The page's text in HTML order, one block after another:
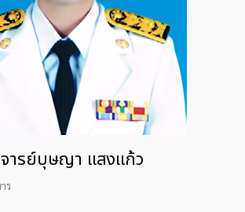
ารย์บุษญา แสงแก้ว
ร